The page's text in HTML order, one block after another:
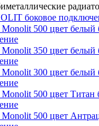
боковое
500 цвет белый
350 цвет белый
300 цвет белый
500 цвет Титан
500 цвет